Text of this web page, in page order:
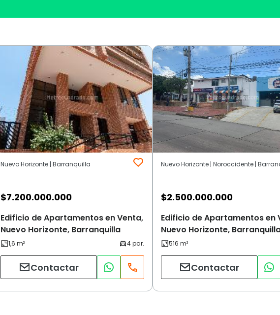
Nuevo Horizonte | Barranquilla
$7.200.000.000
Edificio de Apartamentos en Venta,
Nuevo Horizonte, Barranquilla
Contactar
$2.500.000.000
Edificio de Apartamentos en
Nuevo Horizonte,
Contactar